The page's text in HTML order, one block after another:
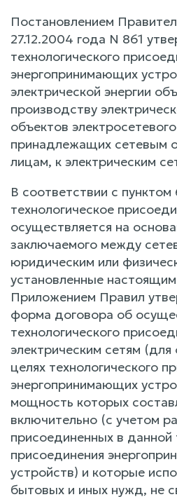
Постановлением
27.12.2004 года N 861
технологического
энергопринимающих
электрической энергии
производству
объектов
принадлежащих сетевым
лицам, к электрическим
В соответствии с
технологическое
осуществляется на
заключаемого между
юридическим или
установленные
Приложением Правил
форма договора об
технологического
электрическим сетям (для
целях технологического
энергопринимающих
мощность которых
включительно (с учетом
присоединенных в данной
присоединения
устройств) и которые
бытовых и иных нужд, не